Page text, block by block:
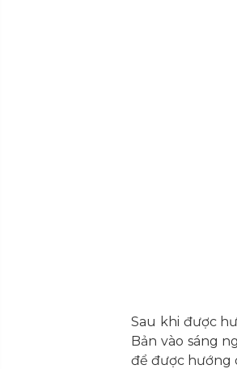
Sau khi được
Bản vào sáng
để được hướng